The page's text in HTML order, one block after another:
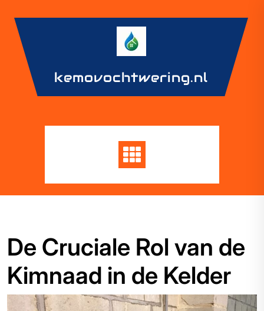
content
kemovochtwering.nl
De Cruciale Rol van de
Kimnaad in de Kelder